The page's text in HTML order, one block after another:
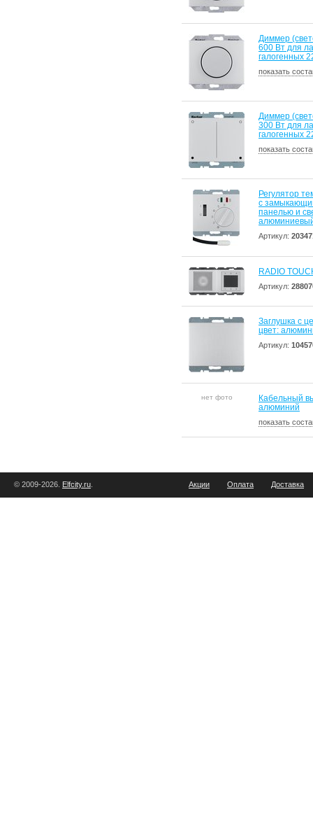
Диммер
600 Вт для
галогенных
показать
Диммер
300 Вт для
галогенных
показать
Регулятор
с
панелью и
Артикул:
RADIO
Артикул:
Заглушка с
цвет:
Артикул:
нет фото
Кабельный
алюминий
показать
© 2009-2026. Elfcity.ru Акции Оплата Доставка